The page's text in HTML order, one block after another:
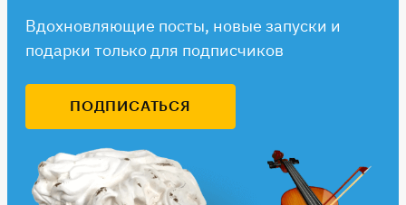
Вдохновляющие посты, новые запуски и
подарки только для подписчиков
ПОДПИСАТЬСЯ